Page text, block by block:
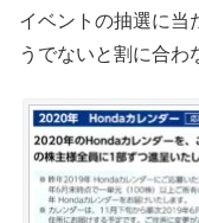
イベントの抽選に当
うでないと割に合わ